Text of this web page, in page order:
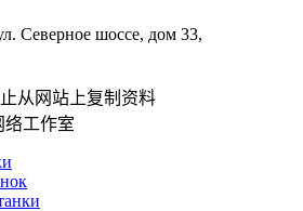
Северное шоссе, дом 33,
从网站上复制资料
络工作室